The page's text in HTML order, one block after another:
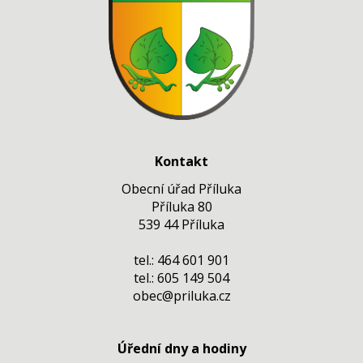
Kontakt
Obecní úřad Příluka
Příluka 80
539 44 Příluka
tel.: 464 601 901
tel.: 605 149 504
obec@priluka.cz
Úřední dny a hodiny